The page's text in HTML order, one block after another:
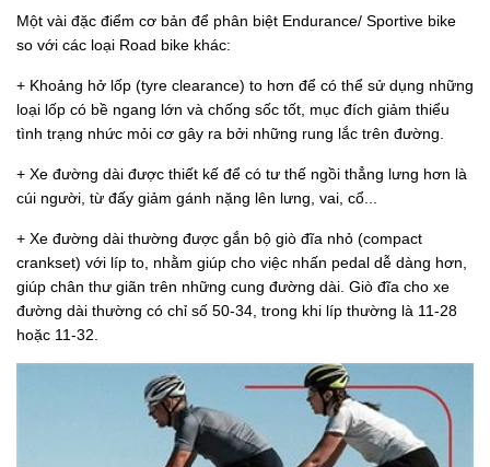
Một vài đặc điểm cơ bản để phân biệt Endurance/ Sportive bike
so với các loại Road bike khác:
+ Khoảng hở lốp (tyre clearance) to hơn để có thể sử dụng những
loại lốp có bề ngang lớn và chống sốc tốt, mục đích giảm thiểu
tình trạng nhức mỏi cơ gây ra bởi những rung lắc trên đường.
+ Xe đường dài được thiết kế để có tư thế ngồi thẳng lưng hơn là
cúi người, từ đấy giảm gánh nặng lên lưng, vai, cổ...
+ Xe đường dài thường được gắn bộ giò đĩa nhỏ (compact
crankset) với líp to, nhằm giúp cho việc nhấn pedal dễ dàng hơn,
giúp chân thư giãn trên những cung đường dài. Giò đĩa cho xe
đường dài thường có chỉ số 50-34, trong khi líp thường là 11-28
hoặc 11-32.